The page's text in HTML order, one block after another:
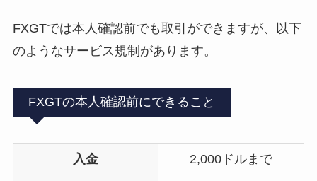
FXGTでは本人確認前でも取引ができますが、以下
のようなサービス規制があります。
FXGTの本人確認前にできること
入金 2,000ドルまで